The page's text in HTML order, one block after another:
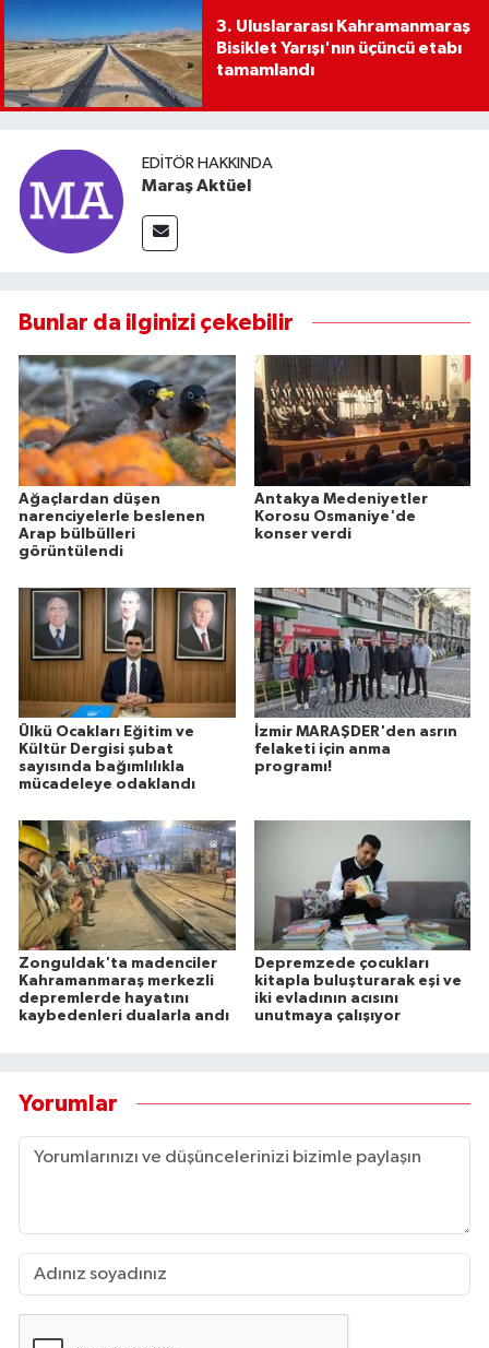
3. Uluslararası Kahramanmaraş
Bisiklet Yarışı'nın üçüncü etabı
tamamlandı
EDITÖR HAKKINDA
Maraş Aktüel
Bunlar da ilginizi çekebilir
Ağaçlardan düşen
narenciyelerle beslenen
Arap bülbülleri
görüntülendi
Antakya Medeniyetler
Korosu Osmaniye'de
konser verdi
Ülkü Ocakları Eğitim ve
Kültür Dergisi şubat
sayısında bağımlılıkla
mücadeleye odaklandı
İzmir MARAŞDER'den asrın
felaketi için anma
programı!
Zonguldak'ta madenciler
Kahramanmaraş merkezli
depremlerde hayatını
kaybedenleri dualarla andı
Depremzede çocukları
kitapla buluşturarak eşi ve
iki evladının acısını
unutmaya çalışıyor
Yorumlar